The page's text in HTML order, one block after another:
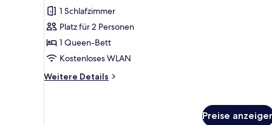
Queen-
Bett,
Nichtraucher,
(Twin
1 Schlafzimmer
Platz für 2 Personen
1 Queen-Bett
Kostenloses WLAN
Weitere Details
Weitere
Preise